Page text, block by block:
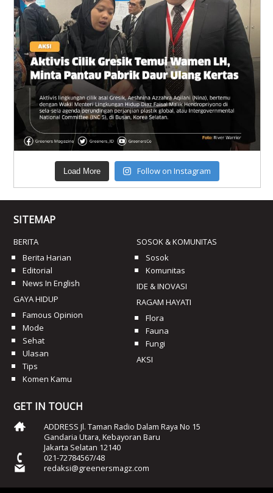
Load More Follow on Instagram
SITEMAP
BERITA
Berita Harian
Editorial
News In English
GAYA HIDUP
Famous Opinion
Mode
Sehat
Ulasan
Tips
Komen Kamu
SOSOK & KOMUNITAS
Sosok
Komunitas
IDE & INOVASI
RAGAM HAYATI
Flora
Fauna
Fungi
AKSI
GET IN TOUCH
ADDRESS Jl. Taman Radio Dalam Raya No 15
Gandaria Utara, Kebayoran Baru
Jakarta Selatan 12140
021-72784567/48
redaksi@greenersmagz.com